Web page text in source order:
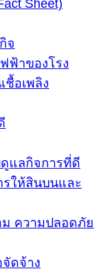
Sheet)
จ
ฟ้าของโรง
ชื้อเพลิง
แลกิจการที่ดี
ให้สินบนและ
ความปลอดภัย
ดจ้าง